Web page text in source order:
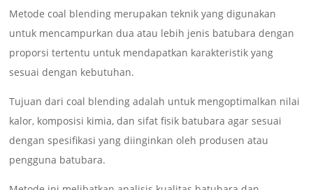
Metode coal blending merupakan teknik yang digunakan
untuk mencampurkan dua atau lebih jenis batubara dengan
proporsi tertentu untuk mendapatkan karakteristik yang
sesuai dengan kebutuhan.
Tujuan dari coal blending adalah untuk mengoptimalkan nilai
kalor, komposisi kimia, dan sifat fisik batubara agar sesuai
dengan spesifikasi yang diinginkan oleh produsen atau
pengguna batubara.